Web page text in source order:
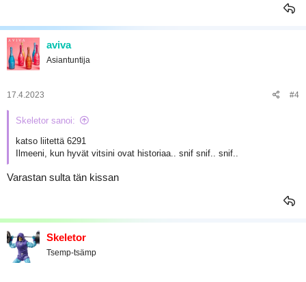
aviva
Asiantuntija
17.4.2023 #4
Skeletor sanoi:
katso liitettä 6291
Ilmeeni, kun hyvät vitsini ovat historiaa.. snif snif.. snif..
Varastan sulta tän kissan
Skeletor
Tsemp-tsämp